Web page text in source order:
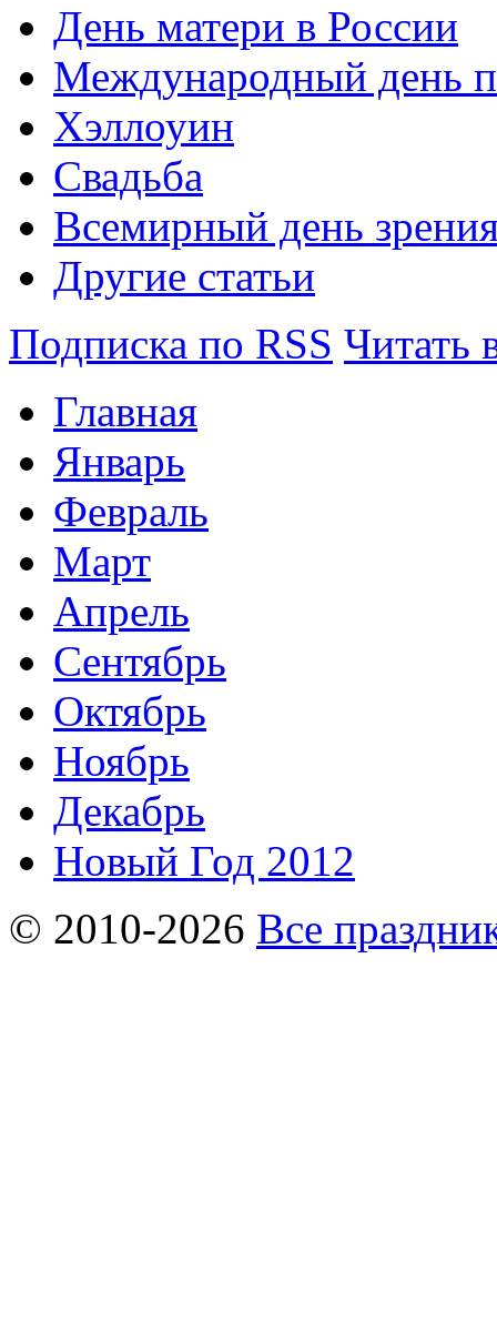
День матери в России
Международный день
Хэллоуин
Свадьба
Всемирный день
Другие статьи
Подписка по RSS Читать
Главная
Январь
Февраль
Март
Апрель
Сентябрь
Октябрь
Ноябрь
Декабрь
Новый Год 2012
© 2010-2026 Все